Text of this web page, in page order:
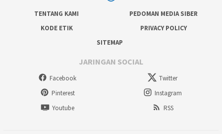
TENTANG KAMI
PEDOMAN MEDIA SIBER
KODE ETIK
PRIVACY POLICY
SITEMAP
JARINGAN SOCIAL
Facebook
Twitter
Pinterest
Instagram
Youtube
RSS